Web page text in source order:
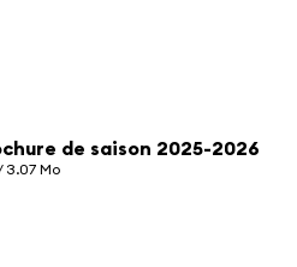
de saison 2025-2026
3.07 Mo